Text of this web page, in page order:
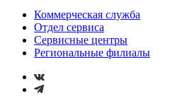
Коммерческая служба
Отдел сервиса
Сервисные центры
Региональные филиалы